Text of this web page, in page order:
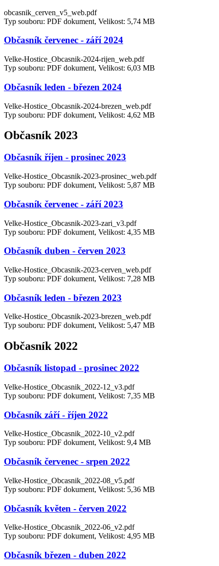
obcasnik_cerven_v5_web.pdf
Typ souboru: PDF dokument, Velikost: 5,74 MB
Občasník červenec - září 2024
Velke-Hostice_Obcasnik-2024-rijen_web.pdf
Typ souboru: PDF dokument, Velikost: 6,03 MB
Občasník leden - březen 2024
Velke-Hostice_Obcasnik-2024-brezen_web.pdf
Typ souboru: PDF dokument, Velikost: 4,62 MB
Občasník 2023
Občasník říjen - prosinec 2023
Velke-Hostice_Obcasnik-2023-prosinec_web.pdf
Typ souboru: PDF dokument, Velikost: 5,87 MB
Občasník červenec - září 2023
Velke-Hostice_Obcasnik-2023-zari_v3.pdf
Typ souboru: PDF dokument, Velikost: 4,35 MB
Občasník duben - červen 2023
Velke-Hostice_Obcasnik-2023-cerven_web.pdf
Typ souboru: PDF dokument, Velikost: 7,28 MB
Občasník leden - březen 2023
Velke-Hostice_Obcasnik-2023-brezen_web.pdf
Typ souboru: PDF dokument, Velikost: 5,47 MB
Občasník 2022
Občasník listopad - prosinec 2022
Velke-Hostice_Obcasnik_2022-12_v3.pdf
Typ souboru: PDF dokument, Velikost: 7,35 MB
Občasník září - říjen 2022
Velke-Hostice_Obcasnik_2022-10_v2.pdf
Typ souboru: PDF dokument, Velikost: 9,4 MB
Občasník červenec - srpen 2022
Velke-Hostice_Obcasnik_2022-08_v5.pdf
Typ souboru: PDF dokument, Velikost: 5,36 MB
Občasník květen - červen 2022
Velke-Hostice_Obcasnik_2022-06_v2.pdf
Typ souboru: PDF dokument, Velikost: 4,95 MB
Občasník březen - duben 2022